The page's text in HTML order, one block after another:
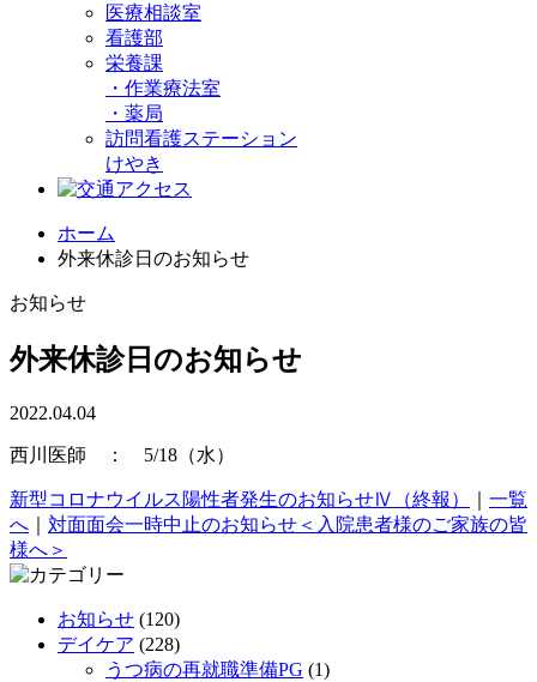
医療相談室
看護部
栄養課
・ 作業療法室
・ 薬局
訪問看護ステーション
けやき
ホーム
外来休診日のお知らせ
お知らせ
外来休診日のお知らせ
2022.04.04
西川医師 ： 5/18（水）
新型コロナウイルス陽性者発生のお知らせⅣ（終報）
一覧
へ
対面面会一時中止のお知らせ＜入院患者様のご家族の皆
様へ＞
お知らせ (120)
デイケア (228)
うつ病の再就職準備PG (1)